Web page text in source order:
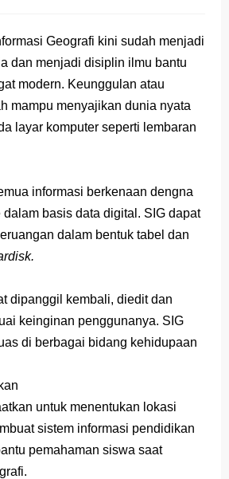
OSN-K Geografi 2025 No 16-20
OSN-K Geografi 2025 No 11-15
OSN-K Geografi 2025 No 6-10
Dasar OSN Geografi 2026 Part 1 [Wajib Baca]
Bandang di Sumatra Salah Manusia
Calon Pejuang OSN Geografi 2026
Soal TKA Sosiologi 2025 + Kunci
Topik Konsep Geografi + Kunci
2025 Topik Analisa Informasi Geospasial
😤 TKA 2025 Beda Level. Kuasai 150 Bank Soal HOTS Sekarang!
TKA Geografi 2025 + Kunci Jawaban
Soal TKA Geografi [Wajib Baca]
Geografi kini sudah menjadi
dan menjadi disiplin ilmu bantu
modern. Keunggulan atau
mampu menyajikan dunia nyata
layar komputer seperti lembaran
informasi berkenaan dengna
dalam basis data digital. SIG dapat
dalam bentuk tabel dan
dipanggil kembali, diedit dan
keinginan penggunanya. SIG
di berbagai bidang kehidupaan
untuk menentukan lokasi
sistem informasi pendidikan
pemahaman siswa saat